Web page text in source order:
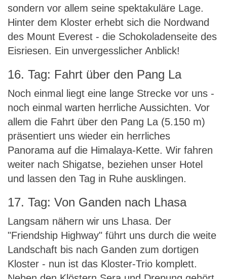
sondern vor allem seine spektakuläre Lage.
Hinter dem Kloster erhebt sich die Nordwand
des Mount Everest - die Schokoladenseite des
Eisriesen. Ein unvergesslicher Anblick!
16. Tag: Fahrt über den Pang La
Noch einmal liegt eine lange Strecke vor uns -
noch einmal warten herrliche Aussichten. Vor
allem die Fahrt über den Pang La (5.150 m)
präsentiert uns wieder ein herrliches
Panorama auf die Himalaya-Kette. Wir fahren
weiter nach Shigatse, beziehen unser Hotel
und lassen den Tag in Ruhe ausklingen.
17. Tag: Von Ganden nach Lhasa
Langsam nähern wir uns Lhasa. Der
"Friendship Highway" führt uns durch die weite
Landschaft bis nach Ganden zum dortigen
Kloster - nun ist das Kloster-Trio komplett.